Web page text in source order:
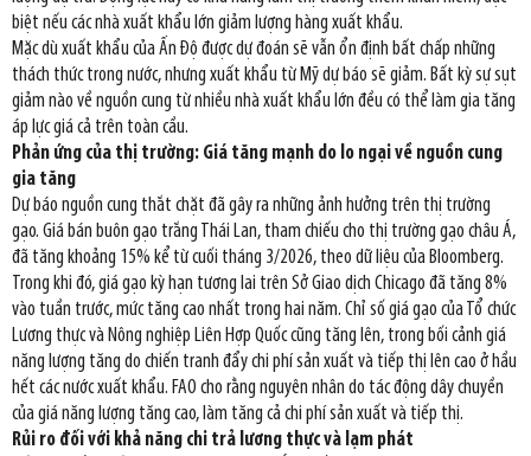
biệt nếu các nhà xuất khẩu lớn giảm lượng hàng xuất khẩu.
Mặc dù xuất khẩu của Ấn Độ được dự đoán sẽ vẫn ổn định bất chấp những
thách thức trong nước, nhưng xuất khẩu từ Mỹ dự báo sẽ giảm. Bất kỳ sự sụt
giảm nào về nguồn cung từ nhiều nhà xuất khẩu lớn đều có thể làm gia tăng
áp lực giá cả trên toàn cầu.
Phản ứng của thị trường: Giá tăng mạnh do lo ngại về nguồn cung
gia tăng
Dự báo nguồn cung thắt chặt đã gây ra những ảnh hưởng trên thị trường
gạo. Giá bán buôn gạo trắng Thái Lan, tham chiếu cho thị trường gạo châu Á,
đã tăng khoảng 15% kể từ cuối tháng 3/2026, theo dữ liệu của Bloomberg.
Trong khi đó, giá gạo kỳ hạn tương lai trên Sở Giao dịch Chicago đã tăng 8%
vào tuần trước, mức tăng cao nhất trong hai năm. Chỉ số giá gạo của Tổ chức
Lương thực và Nông nghiệp Liên Hợp Quốc cũng tăng lên, trong bối cảnh giá
năng lượng tăng do chiến tranh đẩy chi phí sản xuất và tiếp thị lên cao ở hầu
hết các nước xuất khẩu. FAO cho rằng nguyên nhân do tác động dây chuyền
của giá năng lượng tăng cao, làm tăng cả chi phí sản xuất và tiếp thị.
Rủi ro đối với khả năng chi trả lương thực và lạm phát